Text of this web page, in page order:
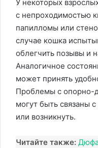
У некоторых
с непроходимостью
папилломы или
случае кошка
облегчить позывы и
Аналогичное
может принять
Проблемы с опорно-
могут быть связаны
или возникнуть.
Читайте также: